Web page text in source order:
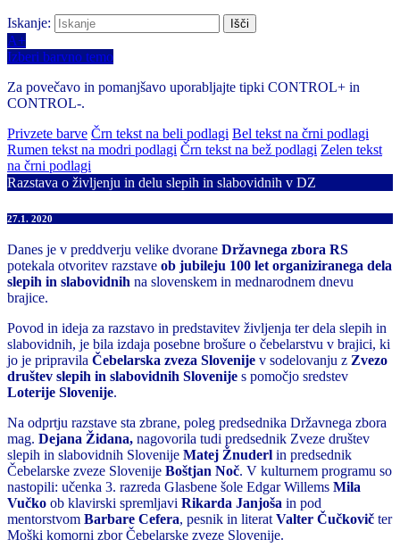
Iskanje:
A+
Izberi barvno temo
Za povečavo in pomanjšavo uporabljajte tipki CONTROL+ in
CONTROL-.
Privzete barve Črn tekst na beli podlagi Bel tekst na črni podlagi
Rumen tekst na modri podlagi Črn tekst na bež podlagi Zelen tekst
na črni podlagi
Razstava o življenju in delu slepih in slabovidnih v DZ
27.1. 2020
Danes je v preddverju velike dvorane Državnega zbora RS
potekala otvoritev razstave ob jubileju 100 let organiziranega dela
slepih in slabovidnih na slovenskem in mednarodnem dnevu
brajice.
Povod in ideja za razstavo in predstavitev življenja ter dela slepih in
slabovidnih, je bila izdaja posebne brošure o čebelarstvu v brajici, ki
jo je pripravila Čebelarska zveza Slovenije v sodelovanju z Zvezo
društev slepih in slabovidnih Slovenije s pomočjo sredstev
Loterije Slovenije.
Na odprtju razstave sta zbrane, poleg predsednika Državnega zbora
mag. Dejana Židana, nagovorila tudi predsednik Zveze društev
slepih in slabovidnih Slovenije Matej Žnuderl in predsednik
Čebelarske zveze Slovenije Boštjan Noč. V kulturnem programu so
nastopili: učenka 3. razreda Glasbene šole Edgar Willems Mila
Vučko ob klavirski spremljavi Rikarda Janjoša in pod
mentorstvom Barbare Cefera, pesnik in literat Valter Čučkovič ter
Moški komorni zbor Čebelarske zveze Slovenije.